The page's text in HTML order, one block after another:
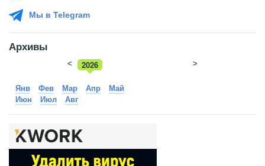
Мы в Telegram
Архивы
2026
2025
< >
Янв Фев Мар Апр
Май
Июн
Июл Авг